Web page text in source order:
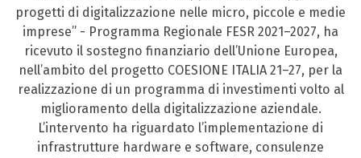
progetti di digitalizzazione nelle micro, piccole e medie
imprese” - Programma Regionale FESR 2021–2027, ha
ricevuto il sostegno finanziario dell’Unione Europea,
nell’ambito del progetto COESIONE ITALIA 21–27, per la
realizzazione di un programma di investimenti volto al
miglioramento della digitalizzazione aziendale.
L’intervento ha riguardato l’implementazione di
infrastrutture hardware e software, consulenze